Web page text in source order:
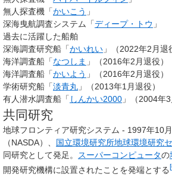
無人探査機「かいこう 」
深海曳航調査システム「ディープ・トウ 」
過去に活躍した船舶
深海調査研究船「かいれい 」（2022年2月退
海洋調査船「なつしま 」（2016年2月退役）
海洋調査船「かいよう 」（2016年2月退役）
学術研究船「淡青丸 」（2013年1月退役）
有人潜水調査船「 しんかい2000 」（2004年3
共同研究
地球フロンティア研究システム - 1997年10
（NASDA）、 国立環境研究所地球環境研究
同研究として発足。 スーパーコンピュータの
開発研究機構に設置されたことを発端とする [